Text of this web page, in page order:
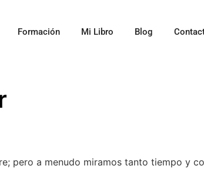
Formación Mi Libro Blog
pero a menudo miramos tanto tiempo y